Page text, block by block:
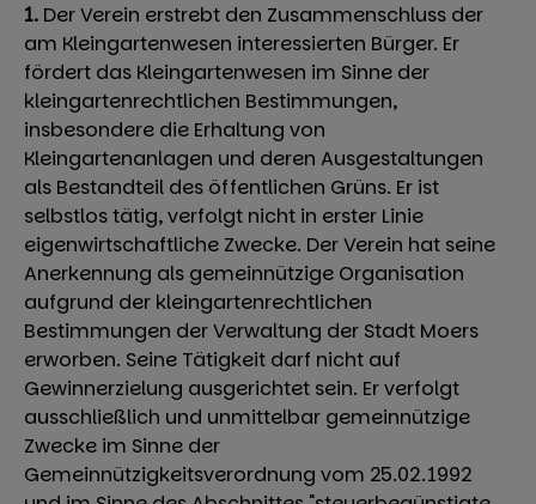
1. Der Verein erstrebt den Zusammenschluss der
am Kleingartenwesen interessierten Bürger. Er
fördert das Kleingartenwesen im Sinne der
kleingartenrechtlichen Bestimmungen,
insbesondere die Erhaltung von
Kleingartenanlagen und deren Ausgestaltungen
als Bestandteil des öffentlichen Grüns. Er ist
selbstlos tätig, verfolgt nicht in erster Linie
eigenwirtschaftliche Zwecke. Der Verein hat seine
Anerkennung als gemeinnützige Organisation
aufgrund der kleingartenrechtlichen
Bestimmungen der Verwaltung der Stadt Moers
erworben. Seine Tätigkeit darf nicht auf
Gewinnerzielung ausgerichtet sein. Er verfolgt
ausschließlich und unmittelbar gemeinnützige
Zwecke im Sinne der
Gemeinnützigkeitsverordnung vom 25.02.1992